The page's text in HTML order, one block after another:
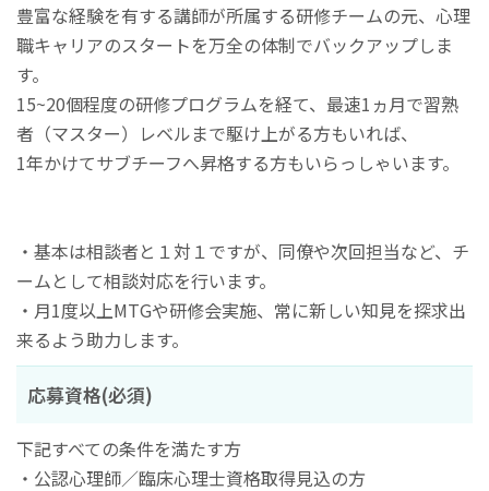
豊富な経験を有する講師が所属する研修チームの元、心理
職キャリアのスタートを万全の体制でバックアップしま
す。
15~20個程度の研修プログラムを経て、最速1ヵ月で習熟
者（マスター）レベルまで駆け上がる方もいれば、
1年かけてサブチーフへ昇格する方もいらっしゃいます。
・基本は相談者と１対１ですが、同僚や次回担当など、チ
ームとして相談対応を行います。
・月1度以上MTGや研修会実施、常に新しい知見を探求出
来るよう助力します。
応募資格(必須)
下記すべての条件を満たす方
・公認心理師／臨床心理士資格取得見込の方